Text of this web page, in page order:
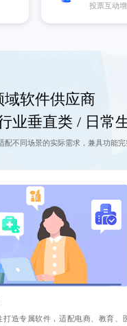
投票互动
域软件供应商
业垂直类 / 日常
不同场景的实际需求，兼具功能
打造专属软件，适配电商、教育、